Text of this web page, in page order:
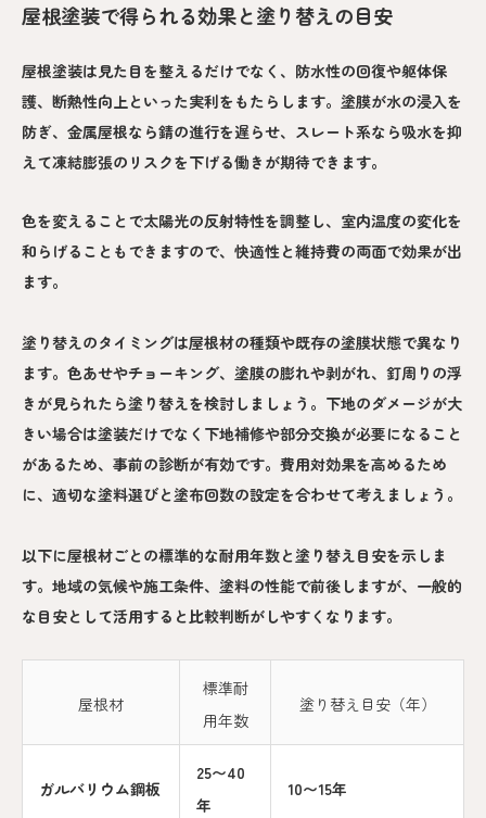
屋根塗装で得られる効果と塗り替えの目安
屋根塗装は見た目を整えるだけでなく、防水性の回復や躯体保
護、断熱性向上といった実利をもたらします。塗膜が水の浸入を
防ぎ、金属屋根なら錆の進行を遅らせ、スレート系なら吸水を抑
えて凍結膨張のリスクを下げる働きが期待できます。
色を変えることで太陽光の反射特性を調整し、室内温度の変化を
和らげることもできますので、快適性と維持費の両面で効果が出
ます。
塗り替えのタイミングは屋根材の種類や既存の塗膜状態で異なり
ます。色あせやチョーキング、塗膜の膨れや剥がれ、釘周りの浮
きが見られたら塗り替えを検討しましょう。下地のダメージが大
きい場合は塗装だけでなく下地補修や部分交換が必要になること
があるため、事前の診断が有効です。費用対効果を高めるため
に、適切な塗料選びと塗布回数の設定を合わせて考えましょう。
以下に屋根材ごとの標準的な耐用年数と塗り替え目安を示しま
す。地域の気候や施工条件、塗料の性能で前後しますが、一般的
な目安として活用すると比較判断がしやすくなります。
屋根材
標準耐
用年数
塗り替え目安（年）
ガルバリウム鋼板
25〜40
年
10〜15年